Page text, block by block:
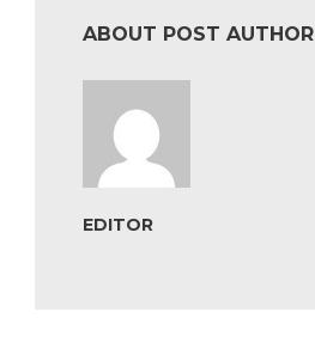
ABOUT POST AUTHOR
EDITOR